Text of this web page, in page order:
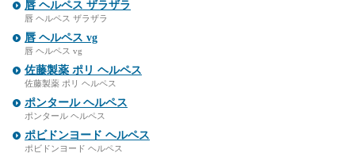
唇 ヘルペス ザラザラ
唇 ヘルペス ザラザラ
唇 ヘルペス vg
唇 ヘルペス vg
佐藤製薬 ポリ ヘルペス
佐藤製薬 ポリ ヘルペス
ポンタール ヘルペス
ポンタール ヘルペス
ポビドンヨード ヘルペス
ポビドンヨード ヘルペス